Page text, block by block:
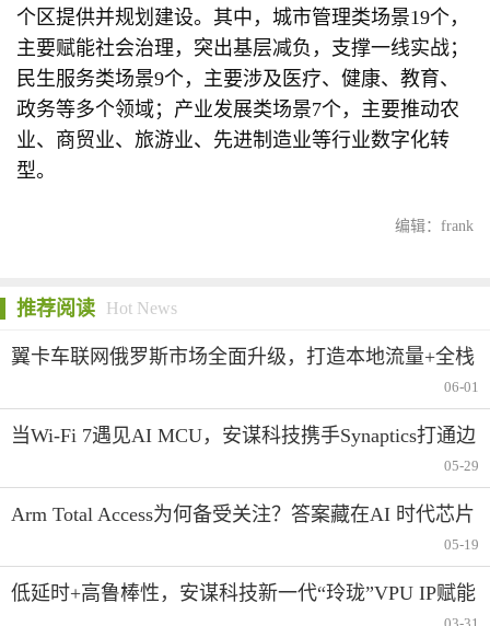
个区提供并规划建设。其中，城市管理类场景19个，
主要赋能社会治理，突出基层减负，支撑一线实战；
民生服务类场景9个，主要涉及医疗、健康、教育、
政务等多个领域；产业发展类场景7个，主要推动农
业、商贸业、旅游业、先进制造业等行业数字化转
型。
编辑：frank
推荐阅读 Hot News
翼卡车联网俄罗斯市场全面升级，打造本地流量+全栈
06-01
当Wi-Fi 7遇见AI MCU，安谋科技携手Synaptics打通边
05-29
Arm Total Access为何备受关注？答案藏在AI 时代芯片
05-19
低延时+高鲁棒性，安谋科技新一代“玲珑”VPU IP赋能